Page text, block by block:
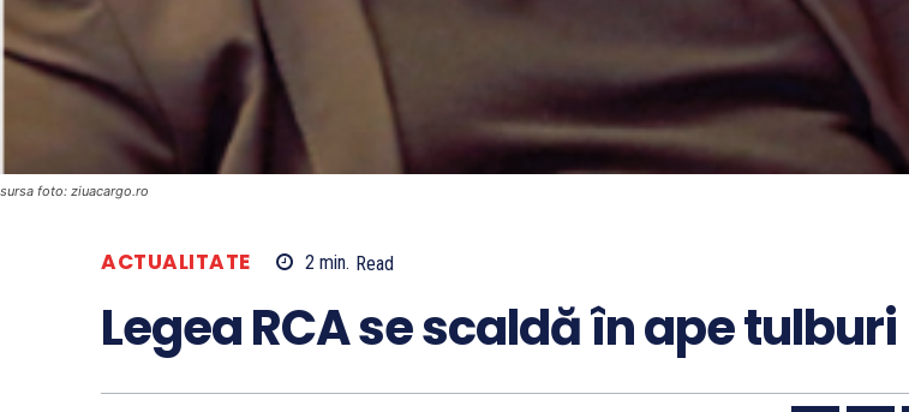
sursa foto: ziuacargo.ro
ACTUALITATE 2 min. Read
Legea RCA se scaldă în ape tulburi